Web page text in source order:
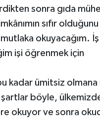
sonra gıda
sıfır
okuyacağım.
işi öğrenmek için
kadar ümitsiz olmana
böyle,
okuyor ve sonra